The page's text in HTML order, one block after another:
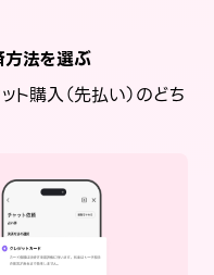
方法を選ぶ
ト購入（先払い）のどち